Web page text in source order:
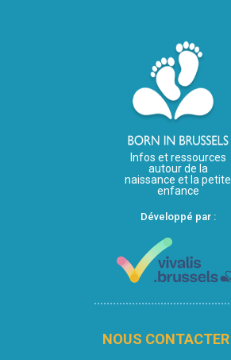
Infos et ressources
autour de la
naissance et la petite
enfance
Développé par :
NOUS CONTACTER